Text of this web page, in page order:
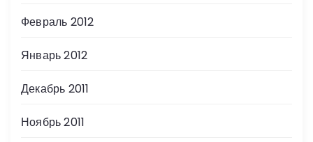
Февраль 2012
Январь 2012
Декабрь 2011
Ноябрь 2011